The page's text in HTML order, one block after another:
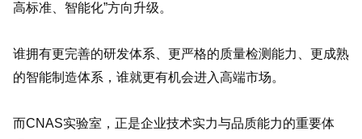
高标准、智能化”方向升级。
谁拥有更完善的研发体系、更严格的质量检测能力、更成熟
的智能制造体系，谁就更有机会进入高端市场。
而CNAS实验室，正是企业技术实力与品质能力的重要体